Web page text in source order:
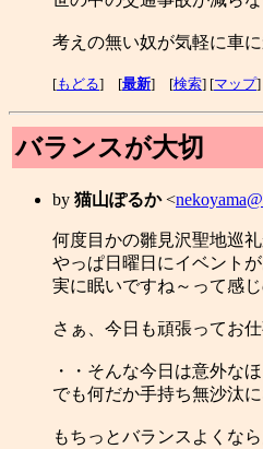
考えの無い奴が気軽に車に
[もどる] [最新] [検索] [マップ]
バランスが大切
by 猫山ぽるか<
何度目かの雛見沢聖地巡
やっぱ日曜日にイベント
実に眠いですね～って感じ
さぁ、今日も頑張ってお
・・そんな今日は意外な
でも何だか手持ち無沙汰
もちっとバランスよくな